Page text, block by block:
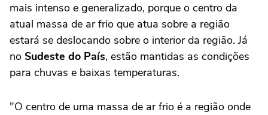
mais intenso e generalizado, porque o centro da
atual massa de ar frio que atua sobre a região
estará se deslocando sobre o interior da região. Já
no Sudeste do País, estão mantidas as condições
para chuvas e baixas temperaturas.
"O centro de uma massa de ar frio é a região onde